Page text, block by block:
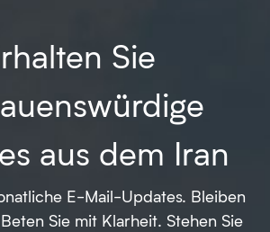
Sie
aus dem Iran
E-Mail-Updates. Bleiben
Sie mit Klarheit. Stehen Sie